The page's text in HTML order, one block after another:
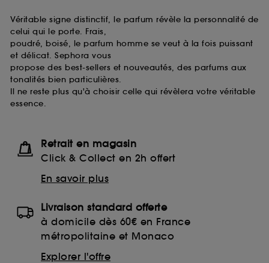
Véritable signe distinctif, le parfum révèle la personnalité de
celui qui le porte. Frais,
poudré, boisé, le parfum homme se veut à la fois puissant
et délicat. Sephora vous
propose des best-sellers et nouveautés, des parfums aux
tonalités bien particulières.
Il ne reste plus qu'à choisir celle qui révèlera votre véritable
essence.
Retrait en magasin
Click & Collect en 2h offert
En savoir plus
Livraison standard offerte
à domicile dès 60€ en France
métropolitaine et Monaco
Explorer l'offre